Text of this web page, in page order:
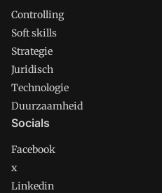
Controlling
Soft skills
Strategie
Juridisch
Technologie
Duurzaamheid
Socials
Facebook
x
Linkedin